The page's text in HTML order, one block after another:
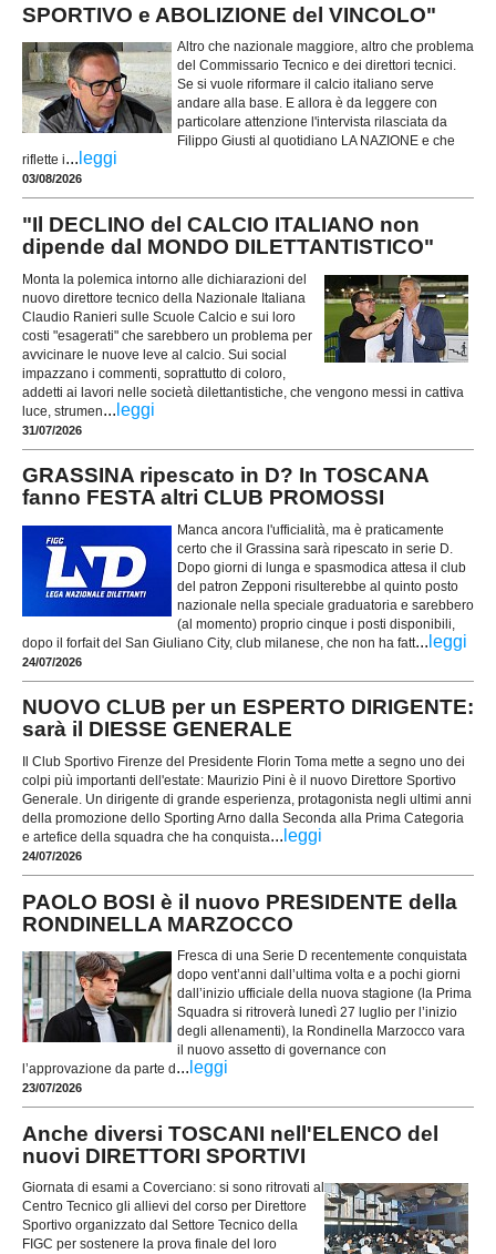
SPORTIVO e ABOLIZIONE del VINCOLO"
Altro che nazionale maggiore, altro che problema
del Commissario Tecnico e dei direttori tecnici.
Se si vuole riformare il calcio italiano serve
andare alla base. E allora è da leggere con
particolare attenzione l'intervista rilasciata da
Filippo Giusti al quotidiano LA NAZIONE e che
riflette i... leggi
03/08/2026
"Il DECLINO del CALCIO ITALIANO non
dipende dal MONDO DILETTANTISTICO"
Monta la polemica intorno alle dichiarazioni del
nuovo direttore tecnico della Nazionale Italiana
Claudio Ranieri sulle Scuole Calcio e sui loro
costi "esagerati" che sarebbero un problema per
avvicinare le nuove leve al calcio. Sui social
impazzano i commenti, soprattutto di coloro,
addetti ai lavori nelle società dilettantistiche, che vengono messi in cattiva
luce, strumen... leggi
31/07/2026
GRASSINA ripescato in D? In TOSCANA
fanno FESTA altri CLUB PROMOSSI
Manca ancora l'ufficialità, ma è praticamente
certo che il Grassina sarà ripescato in serie D.
Dopo giorni di lunga e spasmodica attesa il club
del patron Zepponi risulterebbe al quinto posto
nazionale nella speciale graduatoria e sarebbero
(al momento) proprio cinque i posti disponibili,
dopo il forfait del San Giuliano City, club milanese, che non ha fatt... leggi
24/07/2026
NUOVO CLUB per un ESPERTO DIRIGENTE:
sarà il DIESSE GENERALE
Il Club Sportivo Firenze del Presidente Florin Toma mette a segno uno dei
colpi più importanti dell'estate: Maurizio Pini è il nuovo Direttore Sportivo
Generale. Un dirigente di grande esperienza, protagonista negli ultimi anni
della promozione dello Sporting Arno dalla Seconda alla Prima Categoria
e artefice della squadra che ha conquista... leggi
24/07/2026
PAOLO BOSI è il nuovo PRESIDENTE della
RONDINELLA MARZOCCO
Fresca di una Serie D recentemente conquistata
dopo vent’anni dall’ultima volta e a pochi giorni
dall’inizio ufficiale della nuova stagione (la Prima
Squadra si ritroverà lunedì 27 luglio per l’inizio
degli allenamenti), la Rondinella Marzocco vara
il nuovo assetto di governance con
l’approvazione da parte d ... leggi
23/07/2026
Anche diversi TOSCANI nell'ELENCO del
nuovi DIRETTORI SPORTIVI
Giornata di esami a Coverciano: si sono ritrovati al
Centro Tecnico gli allievi del corso per Direttore
Sportivo organizzato dal Settore Tecnico della
FIGC per sostenere la prova finale del loro